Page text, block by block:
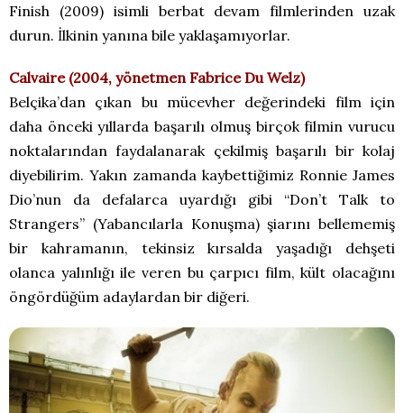
Finish (2009) isimli berbat devam filmlerinden uzak
durun. İlkinin yanına bile yaklaşamıyorlar.
Calvaire (2004, yönetmen Fabrice Du Welz)
Belçika’dan çıkan bu mücevher değerindeki film için
daha önceki yıllarda başarılı olmuş birçok filmin vurucu
noktalarından faydalanarak çekilmiş başarılı bir kolaj
diyebilirim. Yakın zamanda kaybettiğimiz Ronnie James
Dio’nun da defalarca uyardığı gibi “Don’t Talk to
Strangers” (Yabancılarla Konuşma) şiarını bellememiş
bir kahramanın, tekinsiz kırsalda yaşadığı dehşeti
olanca yalınlığı ile veren bu çarpıcı film, kült olacağını
öngördüğüm adaylardan bir diğeri.